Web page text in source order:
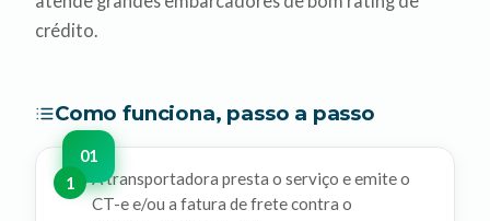
crédito.
Como funciona, passo a passo
1
A transportadora presta o serviço e emite o
CT-e e/ou a fatura de frete contra o